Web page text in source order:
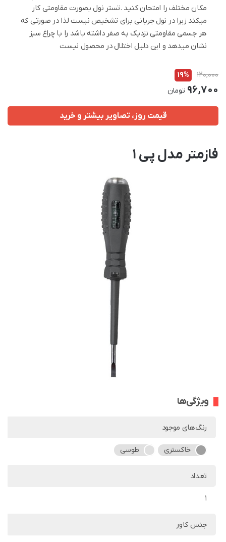
مکان مختلف را امتحان کنید .تستر نول بصورت مقاومتی کار
میکند زیرا در نول جریانی برای تشخیص نیست لذا در صورتی که
هر جسمی مقاومتی نزدیک به صفر داشته باشد را با چراغ سبز
نشان میدهد و این دلیل اختلال در محصول نیست
120,000
19%
96,700 تومان
قیمت روز، تصاویر بیشتر و خرید
فازمتر مدل پی 1
ویژگی‌ها
رنگ‌های موجود
خاکستری طوسی
تعداد
1
جنس کاور